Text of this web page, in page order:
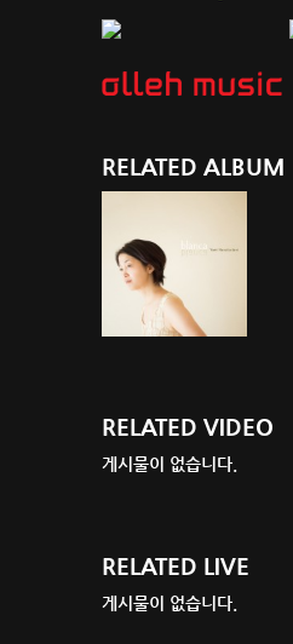
RELATED ALBUM
RELATED VIDEO
게시물이 없습니다.
RELATED LIVE
게시물이 없습니다.